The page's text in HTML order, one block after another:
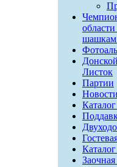
шашкам
Листок
Партии
Новости
Каталог
Заочная